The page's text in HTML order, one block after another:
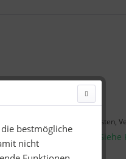
2,80 € *
zzgl. Drucknebenkosten,
Richtpreise -
bestmögliche
nicht